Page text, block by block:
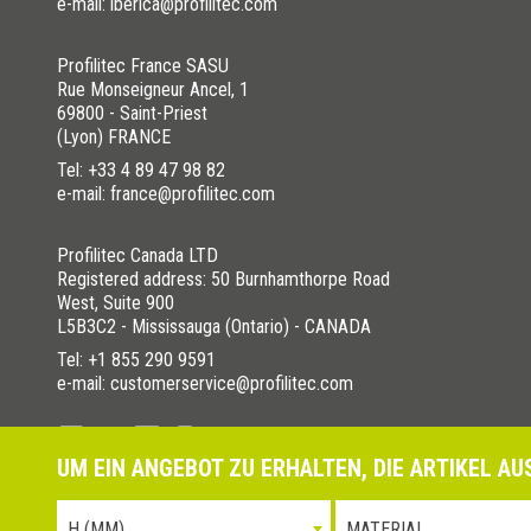
UM EIN ANGEBOT ZU ERHALTEN, DIE ARTIKEL
Profilitec France SASU
Rue Monseigneur Ancel, 1
69800 - Saint-Priest
(Lyon) FRANCE
Tel: +33 4 89 47 98 82
e-mail: france@profilitec.com
Profilitec Canada LTD
Registered address: 50 Burnhamthorpe Road
West, Suite 900
L5B3C2 - Mississauga (Ontario) - CANADA
Tel: +1 855 290 9591
e-mail: customerservice@profilitec.com